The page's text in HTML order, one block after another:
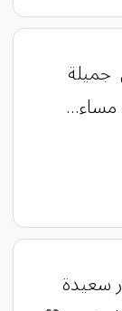
جميلة
مساء…
سعيدة